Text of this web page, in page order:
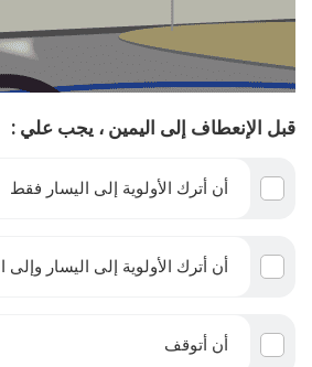
قبل الإنعطاف إلى اليمين ، يجب علي :
أن أترك الأولوية إلى اليسار فقط
أن أترك الأولوية إلى اليسار وإلى
أن أتوقف